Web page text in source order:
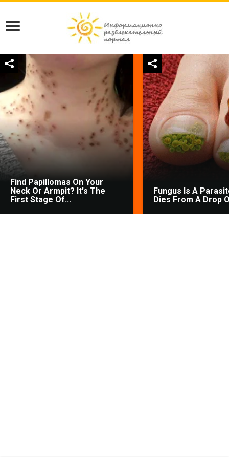
Find Papillomas On Your
Neck Or Armpit? It's The
First Stage Of...
Fungus Is A
Dies From A Drop